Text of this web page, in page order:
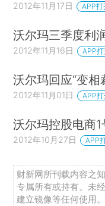
2012年11月17日 APP打
沃尔玛三季度利
2012年11月16日 APP
沃尔玛回应“变
2012年11月01日 APP
沃尔玛控股电商1
2012年10月27日 APP
财新网所刊载内容之
专属所有或持有。未
建立镜像等任何使用。